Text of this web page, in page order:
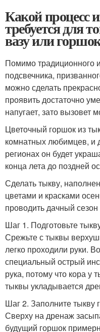
Какой процесс
требуется для
вазу или
Помимо традиционного
подсвечника,
можно сделать
проявить достаточно
напугает, зато вызовет
Цветочный горшок из
комнатных любимцев, и
регионах он будет
конца лета до поздней
Сделать тыкву,
цветами и красками
проводить дачный
Шаг 1. Подготовьте
Срежьте с тыквы
легко проходили руки.
специальный острый
рука, потому что кора у
тыквы укладывается
Шаг 2. Заполните тыкву
Сверху на дренаж
будущий горшок